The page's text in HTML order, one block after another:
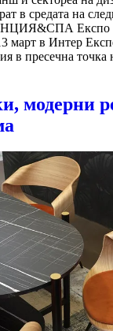
в средата на
март в Интер
в пресечна точка
модерни